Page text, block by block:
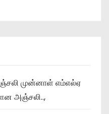
முன்னாள் எம்எல்ஏ
அஞ்சலி..,